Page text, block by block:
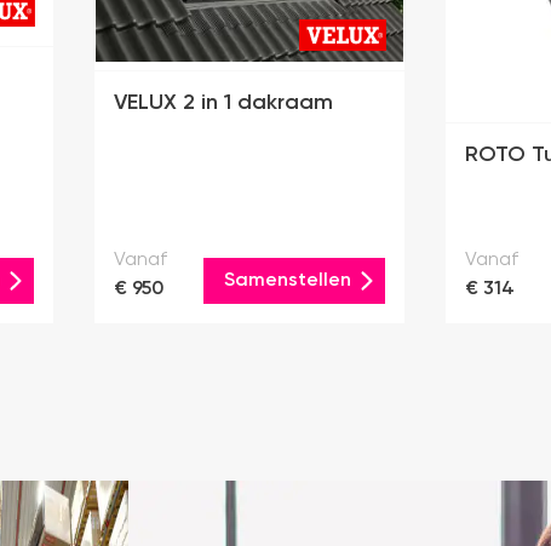
VELUX 2 in 1 dakraam
Vanaf
€ 950
Samenstellen
ROTO
Vanaf
€ 314